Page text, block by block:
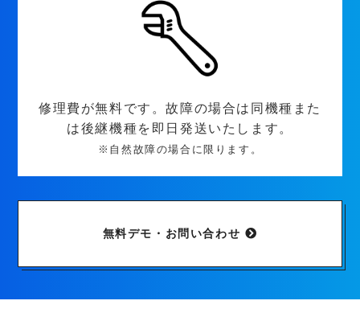
修理費が無料です。故障の場合は同機種また
は後継機種を即日発送いたします。
※自然故障の場合に限ります。
無料デモ・お問い合わせ